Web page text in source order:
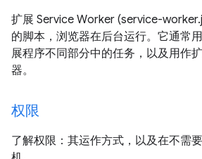
扩展 Service Worker (service-
的脚本，浏览器在后台运行。它通常
展程序不同部分中的任务，以及用作
器。
权限
了解权限：其运作方式，以及在不需